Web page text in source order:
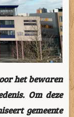
het bewaren
Om deze
gemeente